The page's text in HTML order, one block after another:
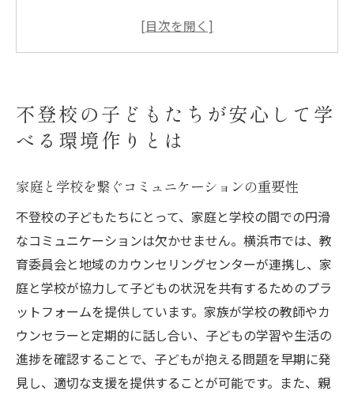
個々のニーズに応じた教育プログラムの提
不登校支援におけるテクノロジーの役割
地域社会との協力によるサポート体制強化
神奈川県横浜市での不登校支援策の具体例を紹
介
教育委員会主導の支援プログラム
地域カウンセリングセンターの役割
家庭内での心のケアの方法
学校外学習の新たな試み
親子セッションの効果と実施方法
地域ボランティアによる支援活動
不登校の子どもたちが安心して学
べる環境作りとは
家庭と学校を繋ぐコミュニケーションの重要性
不登校の子どもたちにとって、家庭と学校の間での円滑
なコミュニケーションは欠かせません。横浜市では、教
育委員会と地域のカウンセリングセンターが連携し、家
庭と学校が協力して子どもの状況を共有するためのプラ
ットフォームを提供しています。家族が学校の教師やカ
ウンセラーと定期的に話し合い、子どもの学習や生活の
進捗を確認することで、子どもが抱える問題を早期に発
見し、適切な支援を提供することが可能です。また、親